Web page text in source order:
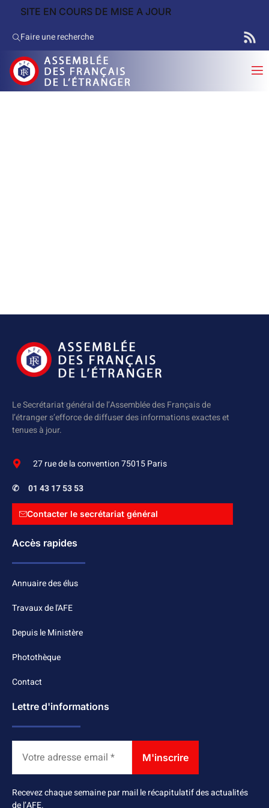
SITE EN COURS DE MISE A JOUR
Faire une recherche
Le Secrétariat général de l’Assemblée des Français de
l’étranger s’efforce de diffuser des informations exactes et
tenues à jour.
27 rue de la convention 75015 Paris
✆ 01 43 17 53 53
Contacter le secrétariat général
Accès rapides
Annuaire des élus
Travaux de l'AFE
Depuis le Ministère
Photothèque
Contact
Lettre d'informations
Recevez chaque semaine par mail le récapitulatif des actualités
de l’AFE.